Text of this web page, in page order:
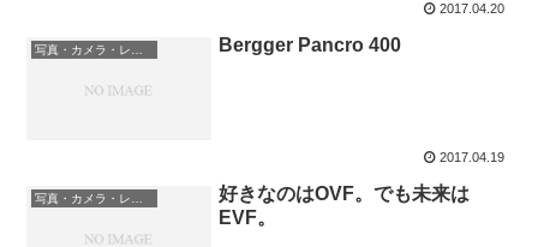
2017.04.20
写真・カメラ・レンズ Bergger Pancro 400
2017.04.19
好きなのはOVF。でも未来は
EVF。